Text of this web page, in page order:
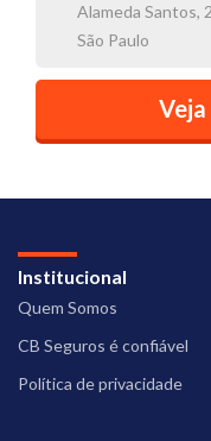
Alameda Santos,
São Paulo
Institucional
Quem Somos
CB Seguros é confiável
Política de privacidade